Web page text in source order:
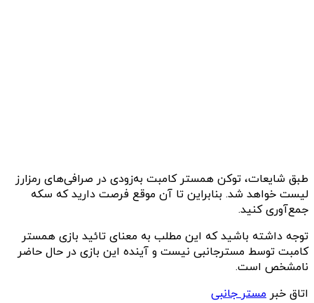
طبق شایعات، توکن همستر کامبت به‌زودی در صرافی‌های رمزارز
لیست خواهد شد. بنابراین تا آن موقع فرصت دارید که سکه
جمع‌آوری کنید.
توجه داشته باشید که این مطلب به معنای تائید بازی همستر
کامبت توسط مسترجانبی نیست و آینده این بازی در حال حاضر
نامشخص است.
اتاق خبر مستر جانبی